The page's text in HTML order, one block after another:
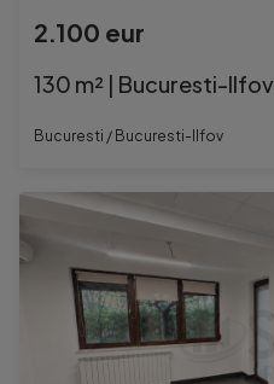
2.100 eur
130 m² | Bucuresti-
Bucuresti / Bucuresti-Ilfov